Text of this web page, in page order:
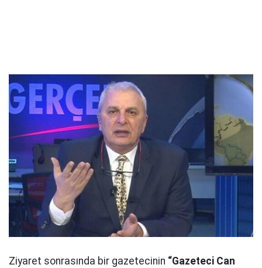
Ziyaret sonrasında bir gazetecinin “Gazeteci Can